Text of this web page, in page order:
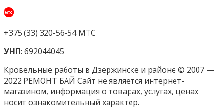
+375 (33) 320-56-54 МТС
УНП:692044045
Кровельные работы в Дзержинске и районе © 2007 —
2022 РЕМОНТ БАЙ Сайт не является интернет-
магазином, информация о товарах, услугах, ценах
носит ознакомительный характер.